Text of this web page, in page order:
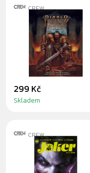
CREW
KOMIKS DIABLO -
LEGENDY O
BARBAROVI: BUL-
KATHOS
299 Kč
Skladem
CREW
KOMIKS JOKER 1